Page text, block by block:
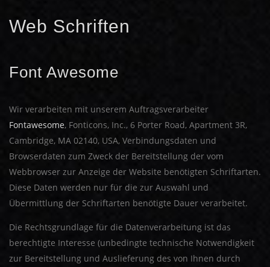
Web Schriften
Font Awesome
Wir verarbeiten mit unserem Auftragsverarbeiter
Fontawesome, Fonticons, Inc., 6 Porter Road, Apartment 3R,
Cambridge, MA 02140, USA, Verbindungsdaten und
Browserdaten zum Zweck der Bereitstellung der vom
Webbrowser zur Anzeige der Website benötigten Schriftarten.
Diese Daten werden nur für die zur Auswahl und
Übermittlung der Schriftarten benötigte Dauer verarbeitet.
Die Rechtsgrundlage für die Datenverarbeitung ist das
berechtigte Interesse (unbedingte technische Notwendigkeit
zur Bereitstellung und Auslieferung des von Ihnen durch